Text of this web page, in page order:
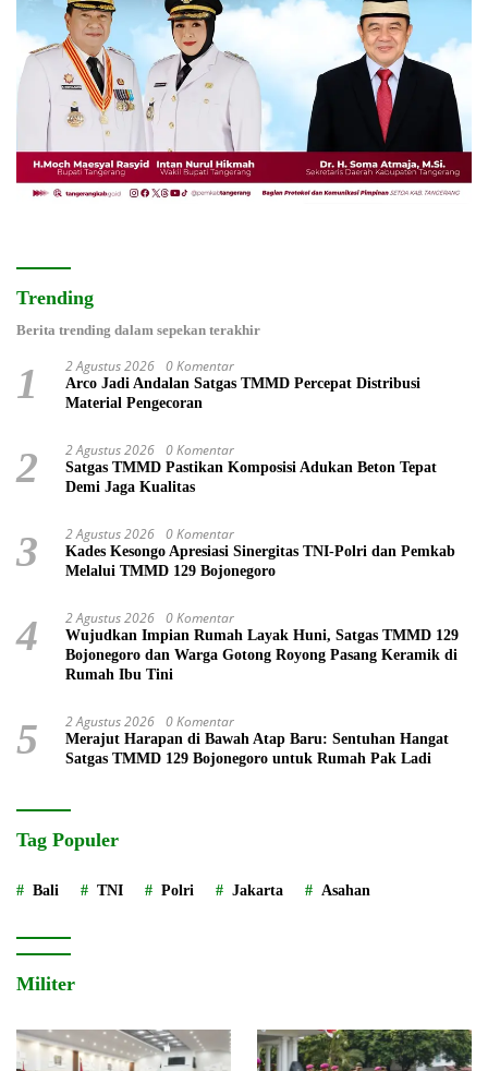
Trending
Berita trending dalam sepekan terakhir
1 2 Agustus 2026 0 Komentar
Arco Jadi Andalan Satgas TMMD Percepat Distribusi
Material Pengecoran
2 2 Agustus 2026 0 Komentar
Satgas TMMD Pastikan Komposisi Adukan Beton Tepat
Demi Jaga Kualitas
3 2 Agustus 2026 0 Komentar
Kades Kesongo Apresiasi Sinergitas TNI-Polri dan Pemkab
Melalui TMMD 129 Bojonegoro
4 2 Agustus 2026 0 Komentar
Wujudkan Impian Rumah Layak Huni, Satgas TMMD 129
Bojonegoro dan Warga Gotong Royong Pasang Keramik di
Rumah Ibu Tini
5 2 Agustus 2026 0 Komentar
Merajut Harapan di Bawah Atap Baru: Sentuhan Hangat
Satgas TMMD 129 Bojonegoro untuk Rumah Pak Ladi
Tag Populer
Bali TNI Polri Jakarta Asahan
Militer